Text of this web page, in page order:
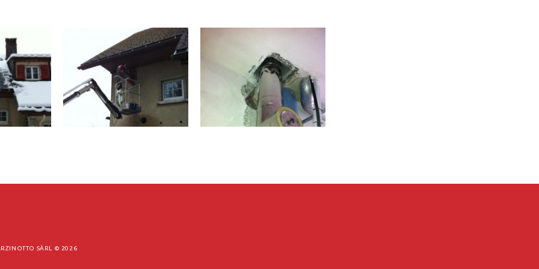
SÀRL © 2026